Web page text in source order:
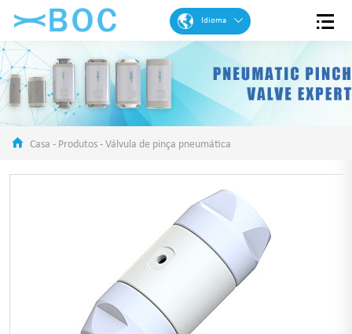
Idioma
Francês
Espanhol
Português
Chinese
Casa - Produtos - Válvula de pinça pneumática